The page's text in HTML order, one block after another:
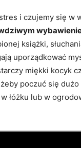
i czujemy się w
książki,
uporządkować
miękki kocyk
poczuć się
łóżku lub w